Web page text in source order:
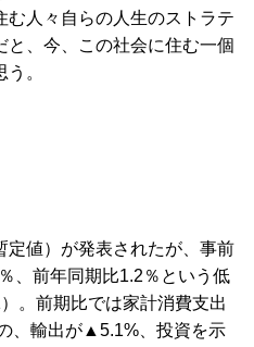
人々自らの人生のストラテ
と、今、この社会に住む一個
。
定値）が発表されたが、事前
、前年同期比1.2％という低
。前期比では家計消費支出
、輸出が▲5.1%、投資を示